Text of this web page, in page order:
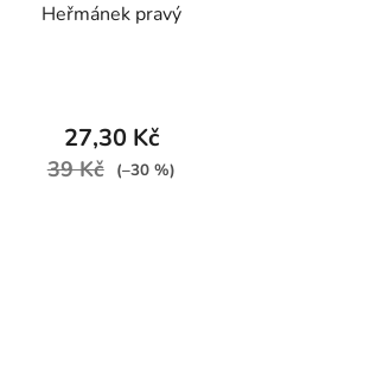
Heřmánek pravý
27,30 Kč
39 Kč (–30 %)